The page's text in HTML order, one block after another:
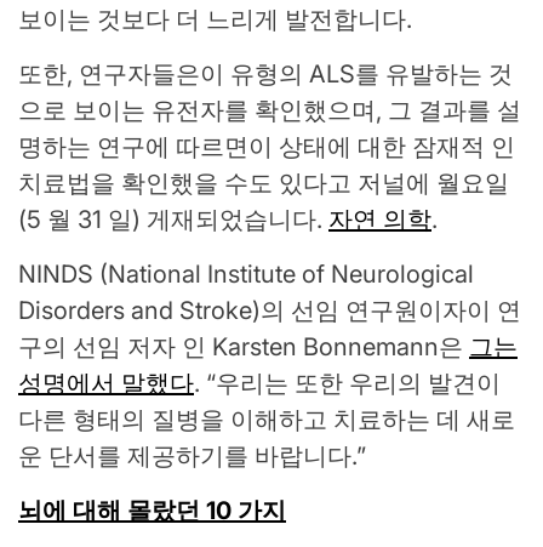
보이는 것보다 더 느리게 발전합니다.
또한, 연구자들은이 유형의 ALS를 유발하는 것
으로 보이는 유전자를 확인했으며, 그 결과를 설
명하는 연구에 따르면이 상태에 대한 잠재적 인
치료법을 확인했을 수도 있다고 저널에 월요일
(5 월 31 일) 게재되었습니다. 자연 의학.
NINDS (National Institute of Neurological
Disorders and Stroke)의 선임 연구원이자이 연
구의 선임 저자 인 Karsten Bonnemann은 그는
성명에서 말했다. “우리는 또한 우리의 발견이
다른 형태의 질병을 이해하고 치료하는 데 새로
운 단서를 제공하기를 바랍니다.”
뇌에 대해 몰랐던 10 가지